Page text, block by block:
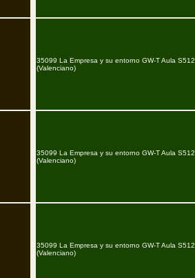
35099 La Empresa y su entorno GW-T Aula S512
(Valenciano)
35099 La Empresa y su entorno GW-T Aula S512
(Valenciano)
35099 La Empresa y su entorno GW-T Aula S512
(Valenciano)